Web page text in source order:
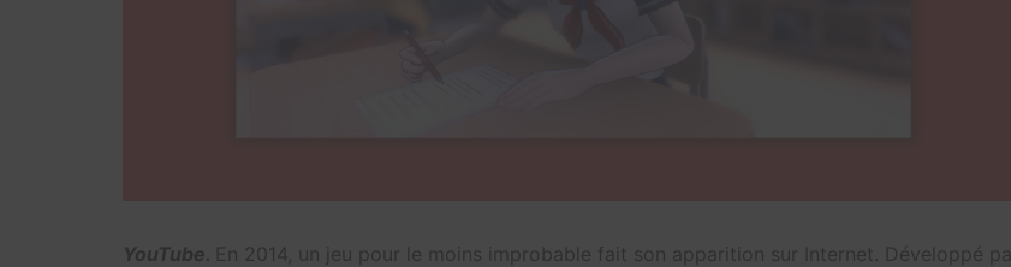
YouTube. En 2014, un jeu pour le moins improbable fait son apparition sur Internet. Développé par